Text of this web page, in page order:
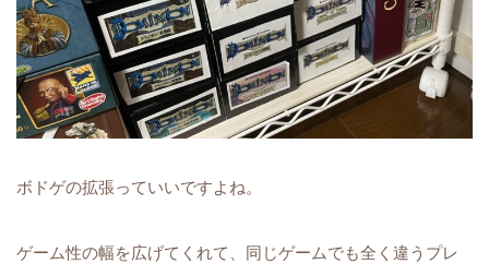
ボドゲの拡張っていいですよね。
ゲーム性の幅を広げてくれて、同じゲームでも全く違うプレ